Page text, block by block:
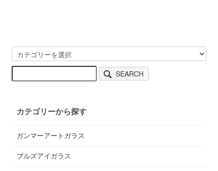
SEARCH
カテゴリーから探す
ガンマーアートガラス
ブルズアイガラス